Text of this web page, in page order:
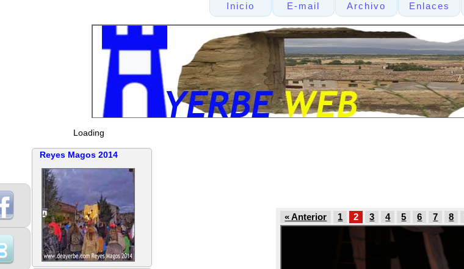
Inicio E-mail Archivo Enlaces
Loading
« Anterior 1 2 3 4 5 6 7 8
Reyes Magos 2014